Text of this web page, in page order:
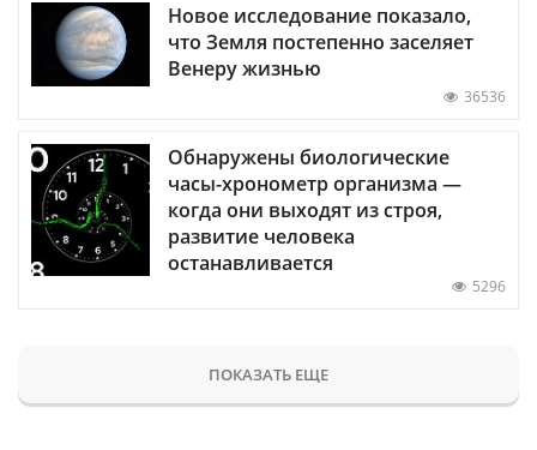
Новое исследование показало,
что Земля постепенно заселяет
Венеру жизнью
36536
Обнаружены биологические
часы-хронометр организма —
когда они выходят из строя,
развитие человека
останавливается
5296
ПОКАЗАТЬ ЕЩЕ